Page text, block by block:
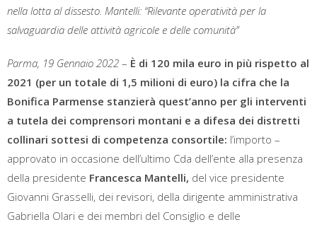
nella lotta al dissesto. Mantelli: “Rilevante operatività per la
salvaguardia delle attività agricole e delle comunità”
Parma, 19 Gennaio 2022 – È di 120 mila euro in più rispetto al
2021 (per un totale di 1,5 milioni di euro) la cifra che la
Bonifica Parmense stanzierà quest’anno per gli interventi
a tutela dei comprensori montani e a difesa dei distretti
collinari sottesi di competenza consortile: l’importo –
approvato in occasione dell’ultimo Cda dell’ente alla presenza
della presidente Francesca Mantelli, del vice presidente
Giovanni Grasselli, dei revisori, della dirigente amministrativa
Gabriella Olari e dei membri del Consiglio e delle